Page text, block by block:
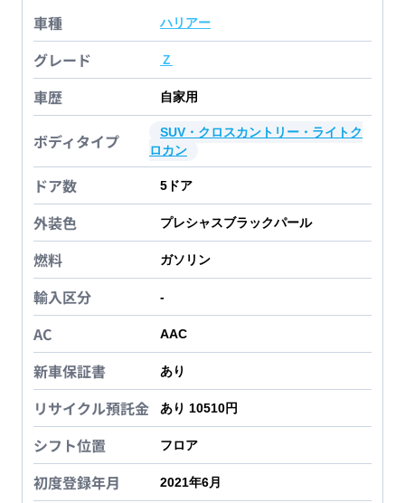
車種 ハリアー
グレード Ｚ
車歴 自家用
ボディタイプ
SUV・クロスカントリー・ライトク
ロカン
ドア数 5 ドア
外装色 プレシャスブラックパール
燃料 ガソリン
輸入区分 -
AC AAC
新車保証書 あり
リサイクル預託金 あり 10510円
シフト位置 フロア
初度登録年月 2021年6月